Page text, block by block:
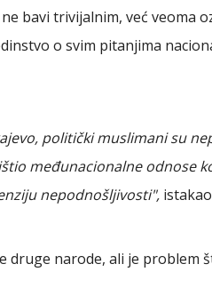
bavi trivijalnim, već veoma
o svim pitanjima
politički muslimani su
međunacionalne odnose
nepodnošljivosti",
druge narode, ali je problem